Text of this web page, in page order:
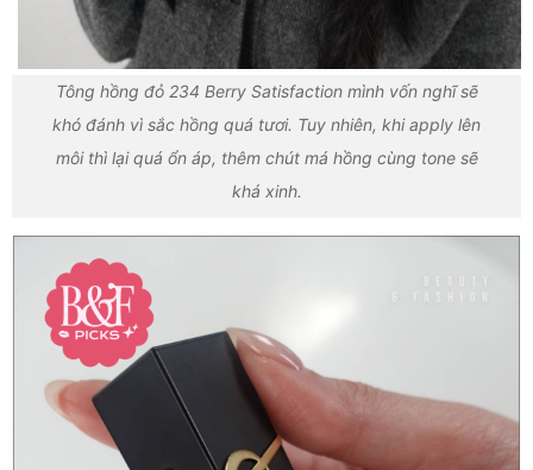
Tông hồng đỏ 234 Berry Satisfaction mình vốn nghĩ sẽ
khó đánh vì sắc hồng quá tươi. Tuy nhiên, khi apply lên
môi thì lại quá ổn áp, thêm chút má hồng cùng tone sẽ
khá xinh.